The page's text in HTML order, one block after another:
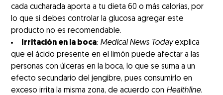
cada cucharada aporta a tu dieta 60 o más calorías, por
lo que si debes controlar la glucosa agregar este
producto no es recomendable.
Irritación en la boca: Medical News Todayexplica
que el ácido presente en el limón puede afectar a las
personas con úlceras en la boca, lo que se suma a un
efecto secundario del jengibre, pues consumirlo en
exceso irrita la misma zona, de acuerdo con Healthline.